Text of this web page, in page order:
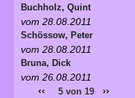
Buchholz, Quint
vom 28.08.2011
Schössow, Peter
vom 28.08.2011
Bruna, Dick
vom 26.08.2011
‹‹ 5 von 19 ››